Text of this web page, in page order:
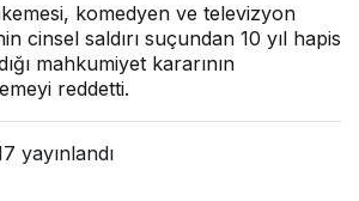
komedyen ve televizyon
cinsel saldırı suçundan 10 yıl hapis
mahkumiyet kararının
reddetti.
yayınlandı